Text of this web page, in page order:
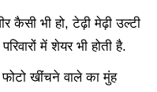
कैसी भी हो, टेढ़ी मेढ़ी उल्टी
में शेयर भी होती है.
खींचने वाले का मुंह